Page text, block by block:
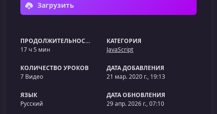
Загрузить
ПРОДОЛЖИТЕЛЬНОСТЬ
17 ч 5 мин
КАТЕГОРИЯ
JavaScript
КОЛИЧЕСТВО УРОКОВ
7 Видео
ДАТА ДОБАВЛЕНИЯ
21 мар. 2020 г., 19:13
ЯЗЫК
Русский
ДАТА ОБНОВЛЕНИЯ
29 апр. 2026 г., 07:10